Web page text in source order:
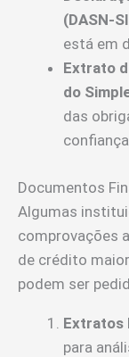
(DASN-
está em
Extrato
do
das
Documentos
Algumas
comprovações
de crédito
podem ser
Extratos
para